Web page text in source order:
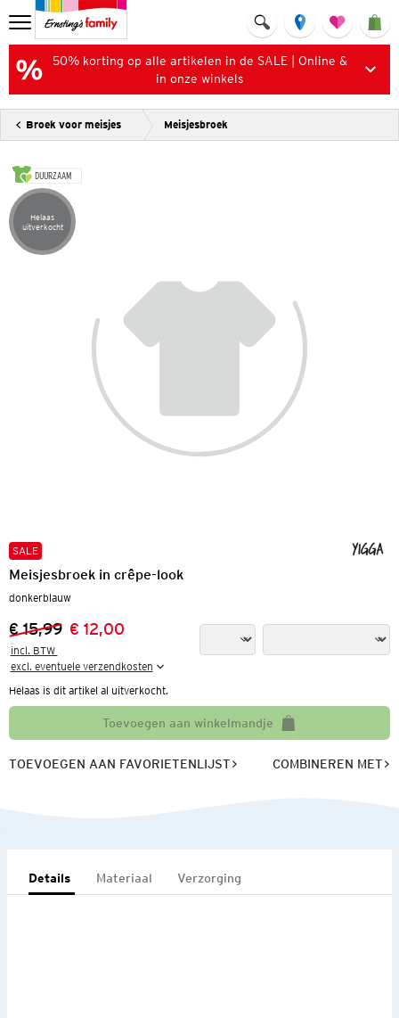
50% korting op alle artikelen in de SALE | Online &
in onze winkels
Broek voor meisjes Meisjesbroek
DUURZAAM
Artikel helaas uitverkocht
Helaas
uitverkocht
SALE
Meisjesbroek in crêpe-look
donkerblauw
Vorige prijs:
€ 15,99
Nieuwe prijs:
€ 12,00
incl. BTW
excl. eventuele verzendkosten
Helaas is dit artikel al uitverkocht.
Toevoegen aan winkelmandje
TOEVOEGEN AAN FAVORIETENLIJST COMBINEREN MET
Details Materiaal Verzorging